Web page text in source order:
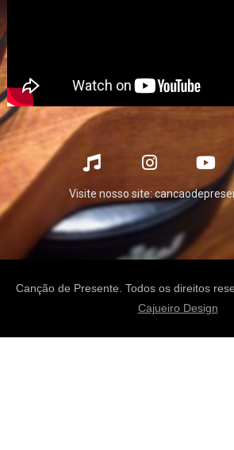
Visite nosso site:
Canção de Presente. Todos os direitos
Cajueiro Design